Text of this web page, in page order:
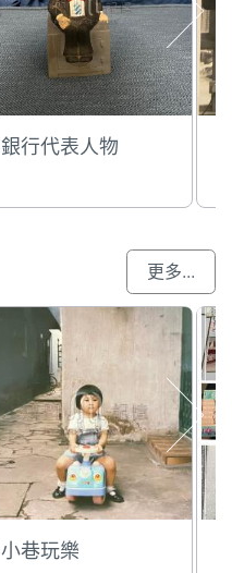
銀行代表人物
更多...
小巷玩樂